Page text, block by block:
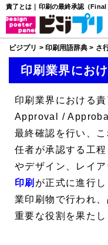
責了とは｜印刷の最終承認（
ビジプリ > 印刷用語辞典 > さ
印刷業界にお
印刷業界における責
Approval
/
最終確認を行い、
任者が承認する工
やデザイン、レイア
印刷 が正式に進行
業印刷物で行われ
重要な役割を果たし